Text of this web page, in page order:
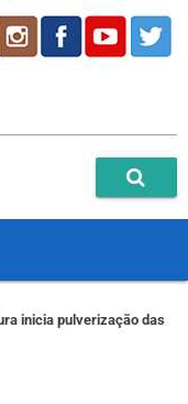
inicia pulverização das